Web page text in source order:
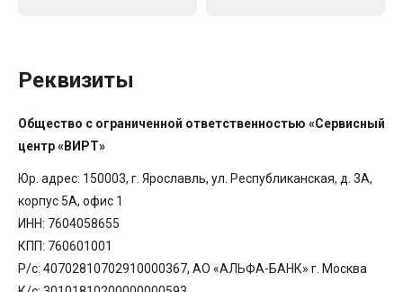
Реквизиты
Общество с ограниченной ответственностью «Сервисный
центр «ВИРТ»
Юр. адрес: 150003, г. Ярославль, ул. Республиканская, д. 3А,
корпус 5А, офис 1
ИНН: 7604058655
КПП: 760601001
Р/с: 40702810702910000367, АО «АЛЬФА-БАНК» г. Москва